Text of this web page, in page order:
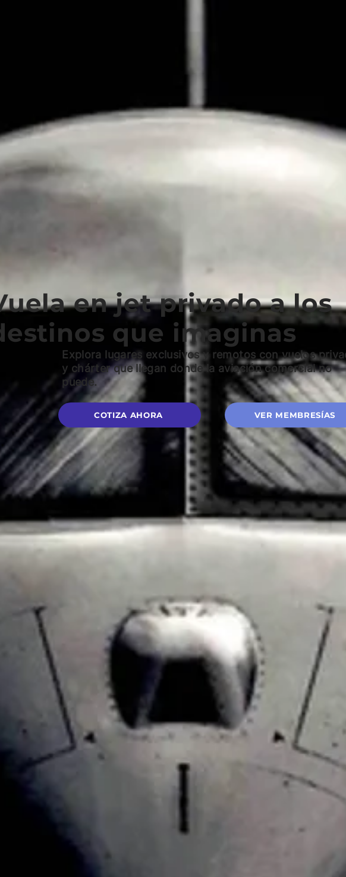
en jet privado a los
que imaginas
Explora lugares exclusivos y remotos con vuelos
y chárter que llegan donde la aviación comercial no
puede.
COTIZA AHORA VER MEMBRESÍAS